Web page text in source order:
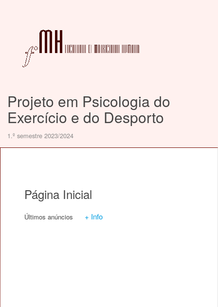
Projeto em Psicologia do
Exercício e do Desporto
1.º semestre 2023/2024
Página Inicial
Últimos anúncios + Info